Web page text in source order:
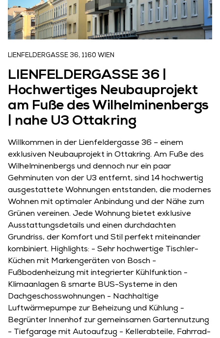
LIENFELDERGASSE 36, 1160 WIEN
LIENFELDERGASSE 36 |
Hochwertiges Neubauprojekt
am Fuße des Wilhelminenbergs
| nahe U3 Ottakring
Willkommen in der Lienfeldergasse 36 – einem
exklusiven Neubauprojekt in Ottakring. Am Fuße des
Wilhelminenbergs und dennoch nur ein paar
Gehminuten von der U3 entfernt, sind 14 hochwertig
ausgestattete Wohnungen entstanden, die modernes
Wohnen mit optimaler Anbindung und der Nähe zum
Grünen vereinen. Jede Wohnung bietet exklusive
Ausstattungsdetails und einen durchdachten
Grundriss, der Komfort und Stil perfekt miteinander
kombiniert. Highlights: - Sehr hochwertige Tischler-
Küchen mit Markengeräten von Bosch -
Fußbodenheizung mit integrierter Kühlfunktion -
Klimaanlagen & smarte BUS-Systeme in den
Dachgeschosswohnungen - Nachhaltige
Luftwärmepumpe zur Beheizung und Kühlung -
Begrünter Innenhof zur gemeinsamen Gartennutzung
- Tiefgarage mit Autoaufzug - Kellerabteile, Fahrrad-